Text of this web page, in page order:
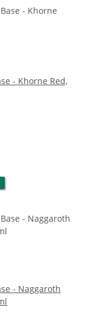
- Khorne Red,
- Naggaroth